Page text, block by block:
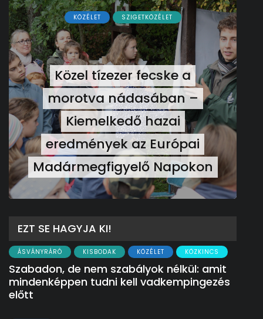
KÖZÉLET SZIGETKÖZÉLET
Közel tízezer fecske a
morotva nádasában –
Kiemelkedő hazai
eredmények az Európai
Madármegfigyelő Napokon
EZT SE HAGYJA KI!
ÁSVÁNYRÁRÓ KISBODAK KÖZÉLET KÖZKINCS
Szabadon, de nem szabályok nélkül: amit
mindenképpen tudni kell vadkempingezés
előtt